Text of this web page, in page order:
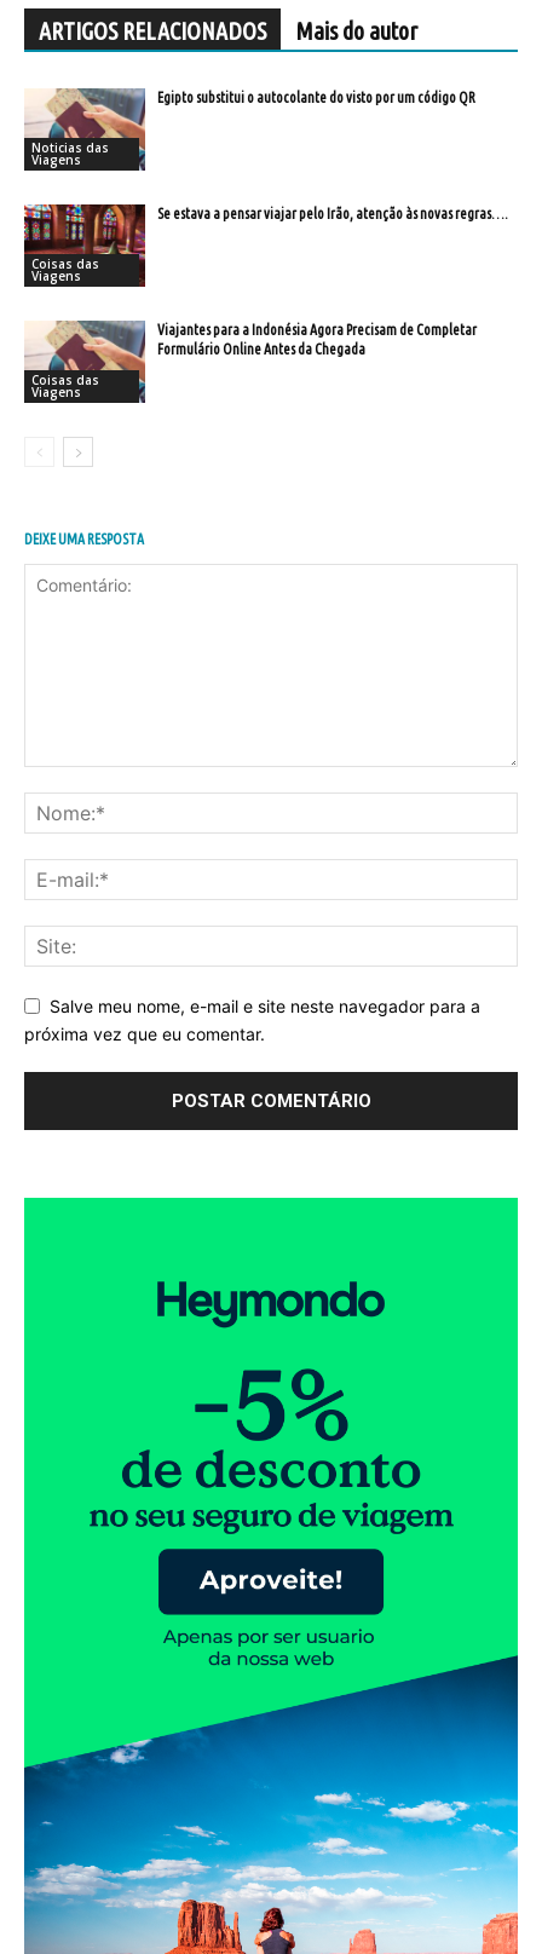
ARTIGOS RELACIONADOS Mais do autor
Noticias das
Viagens
Egipto substitui o autocolante do visto por um código QR
Coisas das
Viagens
Se estava a pensar viajar pelo Irão, atenção às novas regras….
Coisas das
Viagens
Viajantes para a Indonésia Agora Precisam de Completar
Formulário Online Antes da Chegada
DEIXE UMA RESPOSTA
Salve meu nome, e-mail e site neste navegador para a
próxima vez que eu comentar.